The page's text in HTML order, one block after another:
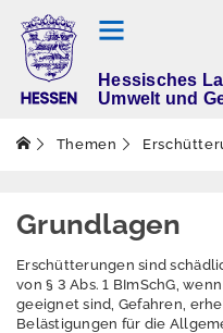
T
e
n
Altlasten
Hessisches
Umwelt und
Themen
Grundlagen
Erschütterungen sind
von § 3 Abs. 1 BImSchG,
geeignet sind, Gefahren,
Belästigungen für die